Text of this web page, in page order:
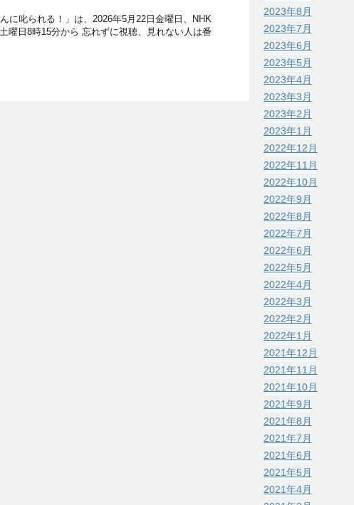
に叱られる！」​は、2026年5月22日金曜日、NHK
曜日8時15分から 忘れずに視聴、見れない人は番
2023年8月
2023年7月
2023年6月
2023年5月
2023年4月
2023年3月
2023年2月
2023年1月
2022年12月
2022年11月
2022年10月
2022年9月
2022年8月
2022年7月
2022年6月
2022年5月
2022年4月
2022年3月
2022年2月
2022年1月
2021年12月
2021年11月
2021年10月
2021年9月
2021年8月
2021年7月
2021年6月
2021年5月
2021年4月